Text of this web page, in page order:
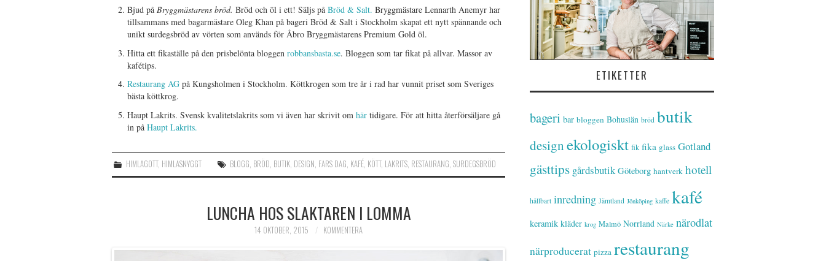
Bjud på Bryggmästarens bröd. Bröd och öl i ett! Säljs på Bröd & Salt. Bryggmästare Lennarth Anemyr har
tillsammans med bagarmästare Oleg Khan på bageri Bröd & Salt i Stockholm skapat ett nytt spännande och
unikt surdegsbröd av vörten som används för Åbro Bryggmästarens Premium Gold öl.
Hitta ett fikaställe på den prisbelönta bloggen robbansbasta.se. Bloggen som tar fikat på allvar. Massor av
kafétips.
Restaurang AG på Kungsholmen i Stockholm. Köttkrogen som tre år i rad har vunnit priset som Sveriges
bästa köttkrog.
Haupt Lakrits. Svensk kvalitetslakrits som vi även har skrivit om här tidigare. För att hitta återförsäljare gå
in på Haupt Lakrits.
HIMLAGOTT, HIMLASNYGGT BLOGG BRÖD BUTIK DESIGN FARS DAG KAFÉ KÖTT, LAKRITS RESTAURANG ,SURDEGSBRÖD
LUNCHA HOS SLAKTAREN I LOMMA
14 OKTOBER, 2015 KOMMENTERA
ETIKETTER
bageri bar bloggen Bohuslän bröd butik
designekologiskt fik fika glass Gotland
gästtips gårdsbutik Göteborg hantverk hotell
hållbart inredning Jämtland Jönköping kaffe kafé
keramik kläder krog Malmö Norrland Närke närodlat
närproducerat pizza restaurang